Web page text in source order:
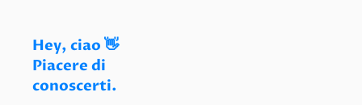
Hey, ciao 👋
Piacere di
conoscerti.